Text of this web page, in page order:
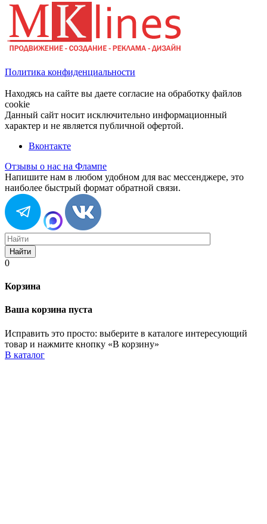
Политика конфиденциальности
Находясь на сайте вы даете согласие на обработку файлов
cookie
Данный сайт носит исключительно информационный
характер и не является публичной офертой.
Вконтакте
Отзывы о нас на Флампе
Напишите нам в любом удобном для вас мессенджере, это
наиболее быстрый формат обратной связи.
Найти
0
Корзина
Ваша корзина пуста
Исправить это просто: выберите в каталоге интересующий
товар и нажмите кнопку «В корзину»
В каталог